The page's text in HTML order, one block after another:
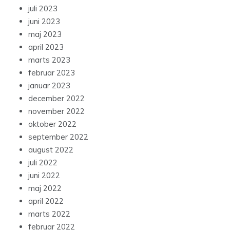
juli 2023
juni 2023
maj 2023
april 2023
marts 2023
februar 2023
januar 2023
december 2022
november 2022
oktober 2022
september 2022
august 2022
juli 2022
juni 2022
maj 2022
april 2022
marts 2022
februar 2022